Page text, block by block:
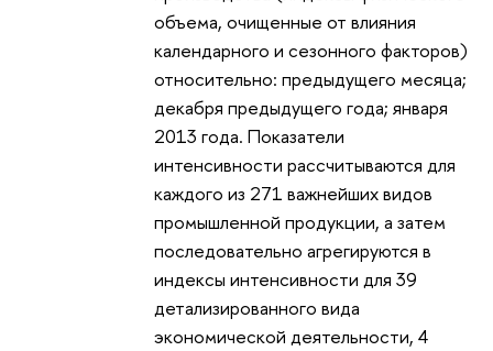
объема, очищенные от влияния
календарного и сезонного факторов)
относительно: предыдущего месяца;
декабря предыдущего года; января
2013 года. Показатели
интенсивности рассчитываются для
каждого из 271 важнейших видов
промышленной продукции, а затем
последовательно агрегируются в
индексы интенсивности для 39
детализированного вида
экономической деятельности, 4